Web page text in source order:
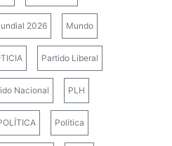
2026 Mundo
Partido Liberal
Nacional PLH
Política